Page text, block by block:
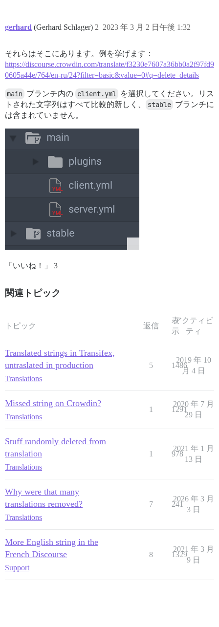
gerhard (Gerhard Schlager) 2023 年 3 月 2 日午後 1:32
2
それらはそこにあります。例を挙げます：
https://discourse.crowdin.com/translate/f3230e7607a36bb0a2f97fd9
0605a44e/764/en-ru/24?filter=basic&value=0#q=delete_details
main ブランチ内の client.yml を選択してください。リス
トされた文字列はすべて比較的新しく、
stable ブランチに
は含まれていません。
「いいね！」 3
関連トピック
トピック 返信
表
示
アクティビ
ティ
Translated strings in Transifex,
untraslated in production
Translations
5 1486
2019 年 10
月 4 日
Missed string on Crowdin?
Translations
1 1291
2020 年 7 月
29 日
Stuff randomly deleted from
translation
Translations
1 978
2021 年 1 月
13 日
Why were that many
translations removed?
Translations
7 241
2026 年 3 月
3 日
More English string in the
French Discourse
Support
8 1329
2021 年 3 月
9 日